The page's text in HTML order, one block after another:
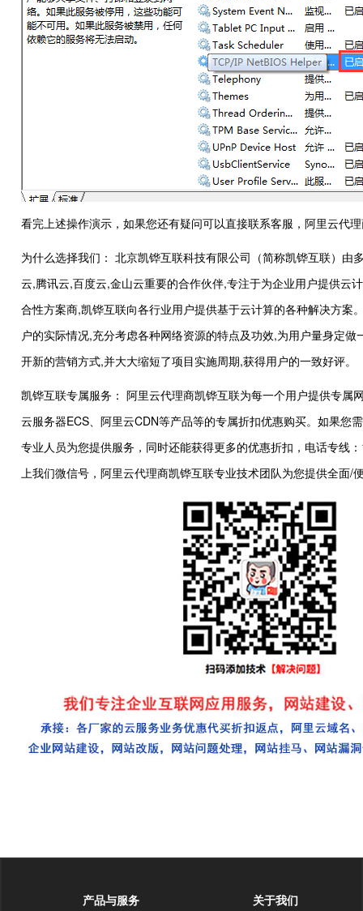
看完上述操作演示，如果您还有疑问可以直接联系客服，阿里云代
为什么选择我们： 北京凯铧互联科技有限公司（简称凯铧互联）
云,腾讯云,百度云,金山云重要的合作伙伴,专注于为企业用户提供云
合性方案商,凯铧互联向各行业用户提供基于云计算的各种解决方
户的实际情况,充分考虑各种网络资源的特点及功效,为用户量身定
开新的营销方式,并大大缩短了项目实施周期,获得用户的一致好评。
凯铧互联专属服务： 阿里云代理商凯铧互联为每一个用户提供专
云服务器ECS、阿里云CDN等产品等的专属折扣优惠购买。如果您
专业人员为您提供服务，同时还能获得更多的优惠折扣，电话专线
上我们微信号，阿里云代理商凯铧互联专业技术团队为您提供全面/
产品与服务 关于我们